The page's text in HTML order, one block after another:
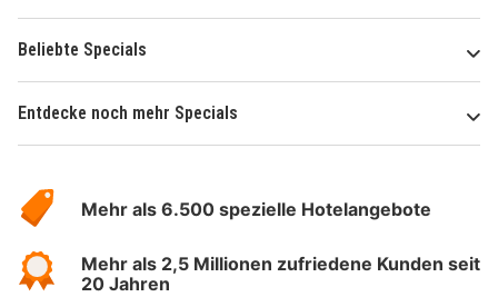
Beliebte Specials
Entdecke noch mehr Specials
Hotelspecials
Mehr als 6.500 spezielle Hotelangebote
Mehr als 2,5 Millionen zufriedene Kunden seit
20 Jahren